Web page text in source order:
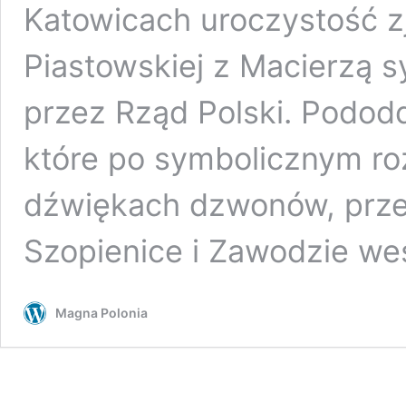
Katowicach uroczystość
Piastowskiej z Macierzą
przez Rząd Polski.
które po symbolicznym
dźwiękach dzwonów,
Szopienice i Zawodzie
Magna Polonia